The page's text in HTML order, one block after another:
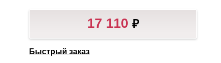
17 110 ₽
Быстрый заказ